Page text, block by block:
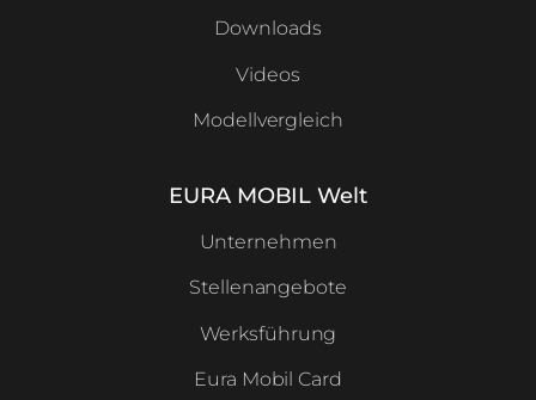
Downloads
Videos
Modellvergleich
EURA MOBIL Welt
Unternehmen
Stellenangebote
Werksführung
Eura Mobil Card